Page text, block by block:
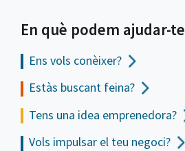
En què podem ajudar-te
Ens vols conèixer?
Estàs buscant feina?
Tens una idea emprenedora?
Vols impulsar el teu negoci?